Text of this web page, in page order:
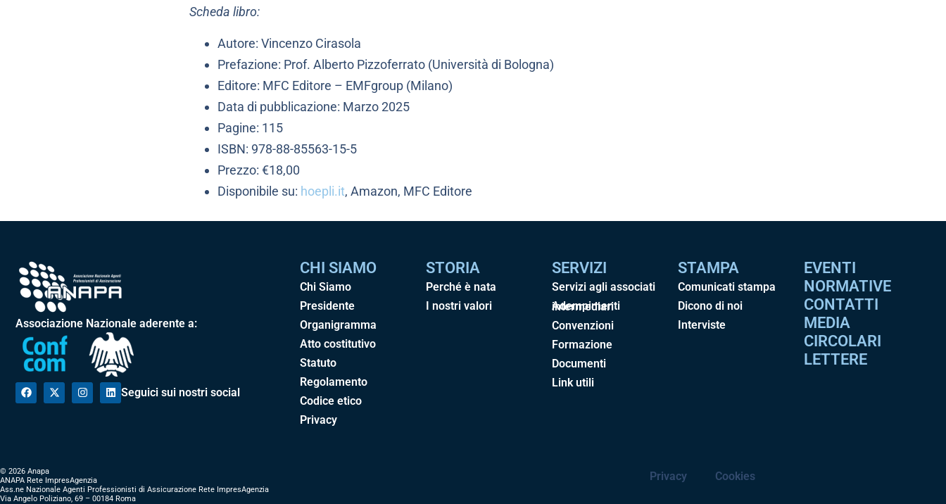
Scheda libro:
Autore: Vincenzo Cirasola
Prefazione: Prof. Alberto Pizzoferrato (Università di Bologna)
Editore: MFC Editore – EMFgroup (Milano)
Data di pubblicazione: Marzo 2025
Pagine: 115
ISBN: 978-88-85563-15-5
Prezzo: €18,00
Disponibile su: hoepli.it, Amazon, MFC Editore
Associazione Nazionale aderente a:
Seguici sui nostri social
CHI SIAMO
Chi Siamo
Presidente
Organigramma
Atto costitutivo
Statuto
Regolamento
Codice etico
Privacy
STORIA
Perché è nata
I nostri valori
SERVIZI
Servizi agli associati
Adempimenti intermediari
Convenzioni
Formazione
Documenti
Link utili
STAMPA
Comunicati stampa
Dicono di noi
Interviste
EVENTI
NORMATIVE
CONTATTI
MEDIA
CIRCOLARI
LETTERE
© 2026 Anapa
ANAPA Rete ImpresAgenzia
Ass.ne Nazionale Agenti Professionisti di Assicurazione Rete ImpresAgenzia
Via Angelo Poliziano, 69 – 00184 Roma
Privacy Cookies